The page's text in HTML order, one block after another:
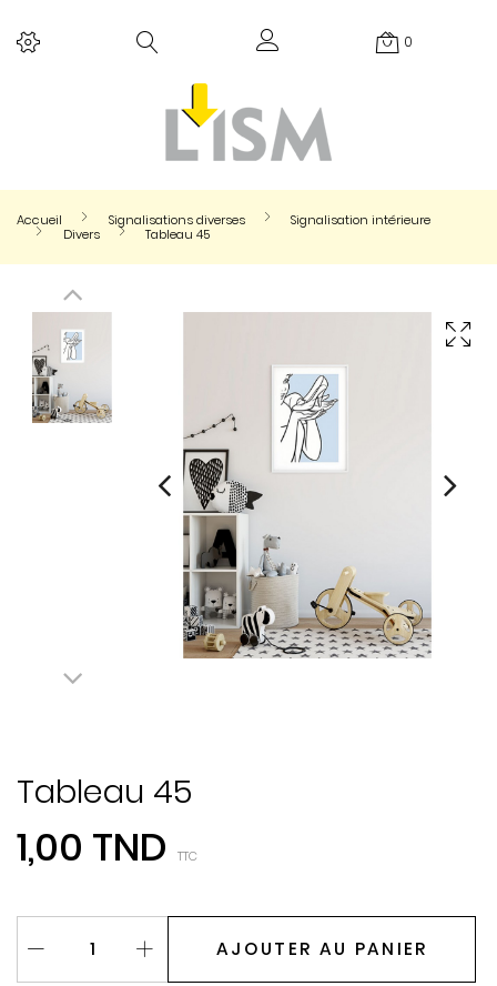
0
Accueil Signalisations diverses
Signalisation intérieure
Divers
Tableau 45
Tableau 45
1,00 TND TTC
AJOUTER AU PANIER